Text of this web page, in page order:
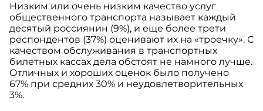
Низким или очень низким качество услуг
общественного транспорта называет каждый
десятый россиянин (9%), и еще более трети
респондентов (37%) оценивают их на «троечку». С
качеством обслуживания в транспортных
билетных кассах дела обстоят не намного лучше.
Отличных и хороших оценок было получено
67% при средних 30% и неудовлетворительных
3%.